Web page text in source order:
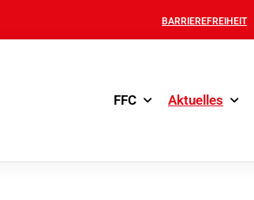
BARRIEREFREIHEIT
FFC Aktuelles